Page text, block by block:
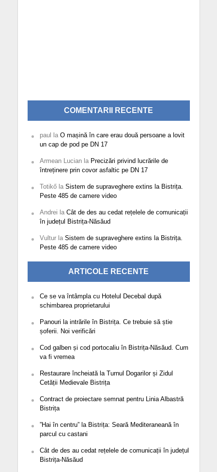
COMENTARII RECENTE
paul la O mașină în care erau două persoane a lovit
un cap de pod pe DN 17
Armean Lucianla Precizări privind lucrările de
întreținere prin covor asfaltic pe DN 17
Totikőla Sistem de supraveghere extins la Bistrița.
Peste 485 de camere video
Andrei la Cât de des au cedat rețelele de comunicații
în județul Bistrița-Năsăud
Vulturla Sistem de supraveghere extins la Bistrița.
Peste 485 de camere video
ARTICOLE RECENTE
Ce se va întâmpla cu Hotelul Decebal după
schimbarea proprietarului
Panouri la intrările în Bistrița. Ce trebuie să știe
șoferii. Noi verificări
Cod galben și cod portocaliu în Bistrița-Năsăud. Cum
va fi vremea
Restaurare încheiată la Turnul Dogarilor și Zidul
Cetății Medievale Bistrița
Contract de proiectare semnat pentru Linia Albastră
Bistrița
”Hai în centru” la Bistrița: Seară Mediteraneană în
parcul cu castani
Cât de des au cedat rețelele de comunicații în județul
Bistrița-Năsăud